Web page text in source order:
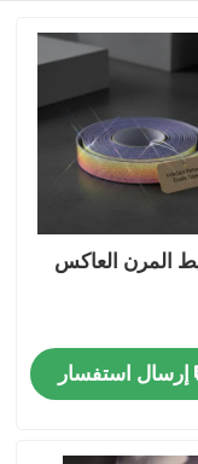
المرن العاكس
إرسال استفسار